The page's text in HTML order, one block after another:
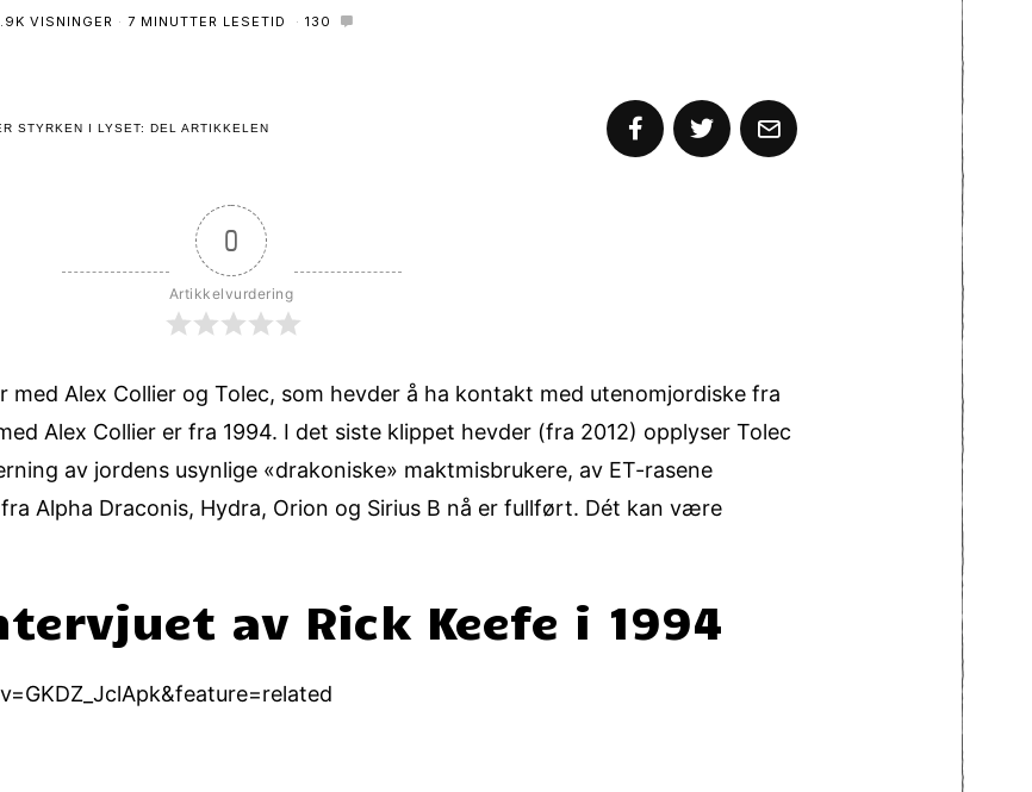
VISNINGER 7 MINUTTER LESETID 130
STYRKEN I LYSET: DEL ARTIKKELEN
0
Artikkelvurdering
med Alex Collier og Tolec, som hevder å ha kontakt med utenomjordiske fra
Alex Collier er fra 1994. I det siste klippet hevder (fra 2012) opplyser Tolec
av jordens usynlige «drakoniske» maktmisbrukere, av ET-rasene
Alpha Draconis, Hydra, Orion og Sirius B nå er fullført. Dét kan være
av Rick Keefe i 1994